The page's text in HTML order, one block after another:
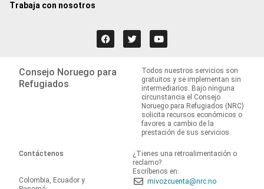
Trabaja con nosotros
Consejo Noruego para
Refugiados
Todos nuestros servicios son
gratuitos y se implementan sin
intermediarios. Bajo ninguna
circunstancia el Consejo
Noruego para Refugiados (NRC)
solicita recursos económicos o
favores a cambio de la
prestación de sus servicios.
Contáctenos
¿Tienes una retroalimentación o
reclamo?
Escríbenos en:
Colombia, Ecuador y
mivozcuenta@nrc.no